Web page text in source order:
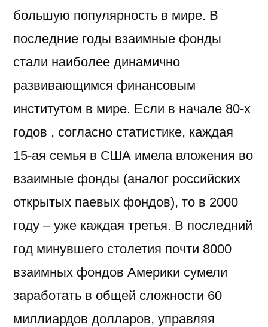
большую популярность в мире. В
последние годы взаимные фонды
стали наиболее динамично
развивающимся финансовым
институтом в мире. Если в начале 80-х
годов , согласно статистике, каждая
15-ая семья в США имела вложения во
взаимные фонды (аналог российских
открытых паевых фондов), то в 2000
году – уже каждая третья. В последний
год минувшего столетия почти 8000
взаимных фондов Америки сумели
заработать в общей сложности 60
миллиардов долларов, управляя